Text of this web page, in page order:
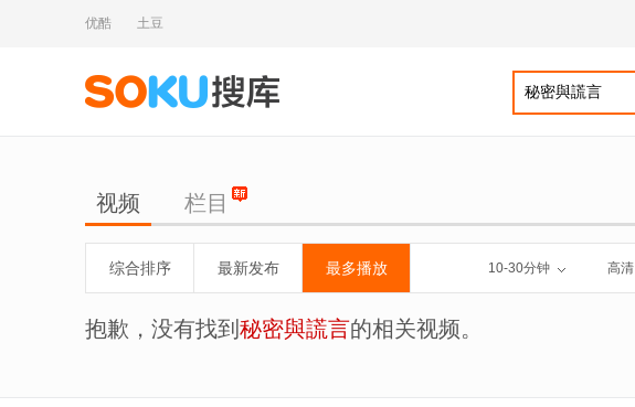
优酷 土豆
视频 栏目
综合排序 最新发布 最多播放 10-30分钟 高清
抱歉，没有找到 秘密與謊言的相关视频。